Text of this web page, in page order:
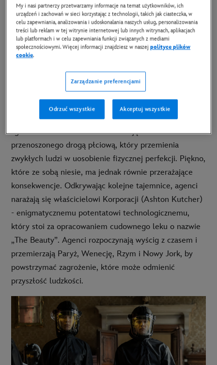
oglądać pierwsze 3 odcinki thrillera „The
Beauty”, najnowszego serialu Ryana Murphy’ego.
W serialu FX „The Beauty” mroczne oblicze świata
supermodelki giną w tajemniczych i makabrycznych
okolicznościach. Agenci FBI, Cooper Madsen (Evan
Peters) i Jordan Bennett (Rebecca Hall), ruszają do
Paryża, by odkryć prawdę o tajemniczych przyczynach
zgonów. Podczas śledztwa natrafiają na ślad wirusa
przenoszonego drogą płciową, który przemienia
zwykłych ludzi w uosobienie fizycznej perfekcji. Piękno,
które ze sobą niesie, ma jednak równie przerażające
konsekwencje. Odkrywając kolejne tajemnice, agenci
narażają się właścicielowi Korporacji (Ashton Kutcher)
- enigmatycznemu potentatowi technologicznemu,
który stoi za opracowaniem cudownego leku o nazwie
„The Beauty”. Agenci rozpoczynają wyścig z czasem i
przemierzają Paryż, Wenecję, Rzym i Nowy Jork, by
powstrzymać zagrożenie, które może odmienić
przyszłość ludzkości.
My i nasi partnerzy przetwarzamy informacje na temat użytkowników, ich
urządzeń i zachowań w sieci korzystając z technologii, takich jak ciasteczka, w
celu zapewniania, analizowania i udoskonalania naszych usług, personalizowania
treści lub reklam w tej witrynie internetowej lub innych witrynach, aplikacjach
lub platformach i w celu zapewniania funkcji związanych z mediami
społecznościowymi. Więcej informacji znajdziesz w naszejpolityce plików
cookie.
Zarządzanie preferencjami
Odrzuć wszystkie Akceptuj wszystkie